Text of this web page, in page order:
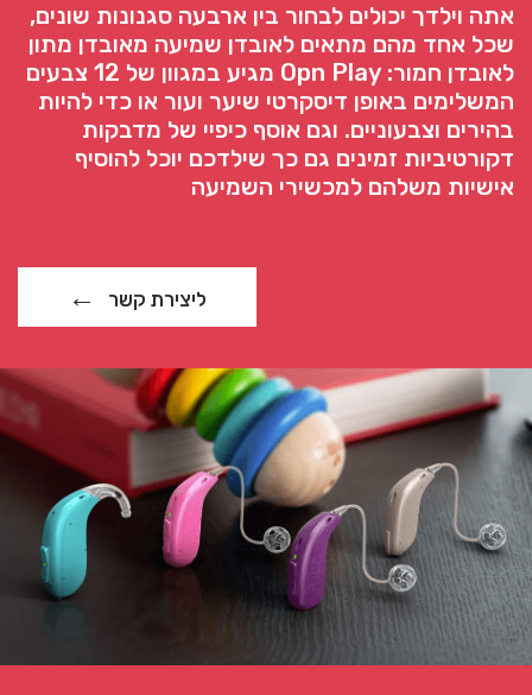
אתה וילדך יכולים לבחור בין ארבעה סגנונות שונים,
שכל אחד מהם מתאים לאובדן שמיעה מאובדן מתון
לאובדן חמור: Opn Play מגיע במגוון של 12 צבעים
המשלימים באופן דיסקרטי שיער ועור או כדי להיות
בהירים וצבעוניים. וגם אוסף כיפיי של מדבקות
דקורטיביות זמינים גם כך שילדכם יוכל להוסיף
אישיות משלהם למכשירי השמיעה
ליצירת קשר